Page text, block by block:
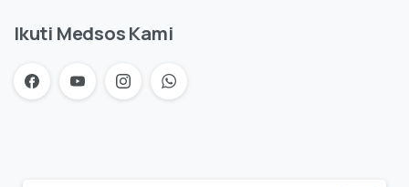
Ikuti Medsos Kami